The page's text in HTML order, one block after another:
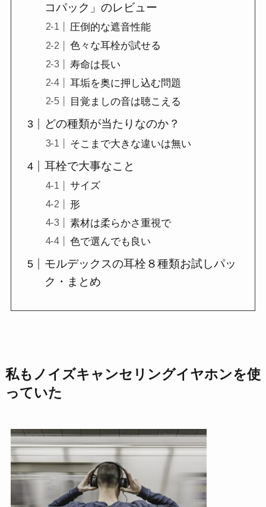
コパック」のレビュー
圧倒的な遮音性能
色々な耳栓が試せる
寿命は長い
耳垢を奥に押し込む問題
目覚ましの音は聴こえる
どの種類が当たりなのか？
そこまで大きな違いは無い
耳栓で大事なこと
サイズ
形
素材は柔らかさ重視で
色で選んでも良い
モルデックスの耳栓８種類お試しパッ
ク・まとめ
私もノイズキャンセリングイヤホンを使
っていた